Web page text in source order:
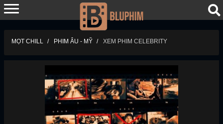
MỌT CHILL PHIM ÂU - MỸ XEM PHIM CELEBRITY